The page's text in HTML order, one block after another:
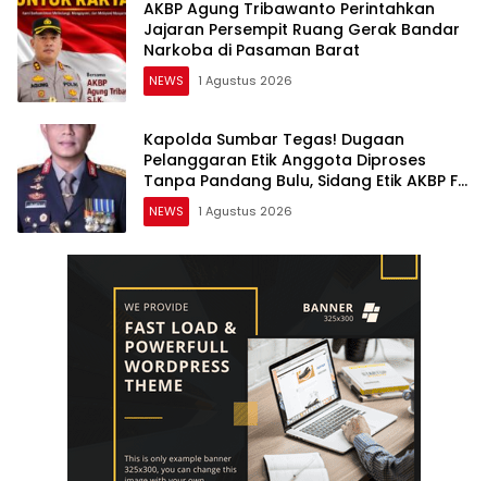
AKBP Agung Tribawanto Perintahkan
Jajaran Persempit Ruang Gerak Bandar
Narkoba di Pasaman Barat
NEWS 1 Agustus 2026
Kapolda Sumbar Tegas! Dugaan
Pelanggaran Etik Anggota Diproses
Tanpa Pandang Bulu, Sidang Etik AKBP F
Dipercepat
NEWS 1 Agustus 2026